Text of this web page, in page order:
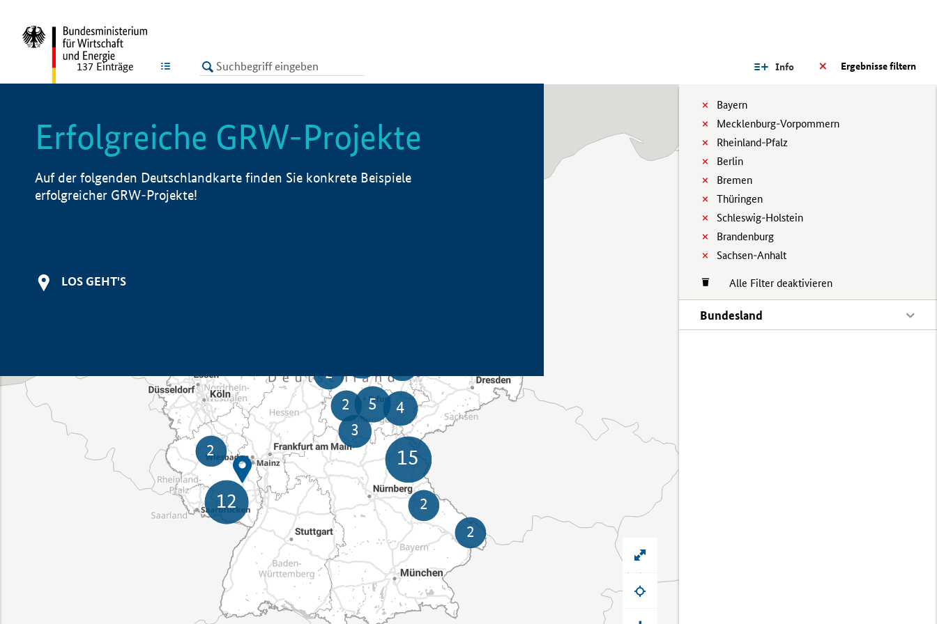
LISTE Ergebnisse filtern
Info
Bayern
Mecklenburg-Vorpommern
Rheinland-Pfalz
Berlin
Bremen
Thüringen
Schleswig-Holstein
Brandenburg
Sachsen-Anhalt
Alle Filter deaktivieren
Bundesland
137 Einträge
Erfolgreiche GRW-Projekte
Auf der folgenden Deutschlandkarte finden Sie konkrete Beispiele
erfolgreicher GRW-Projekte!
LOS GEHT'S